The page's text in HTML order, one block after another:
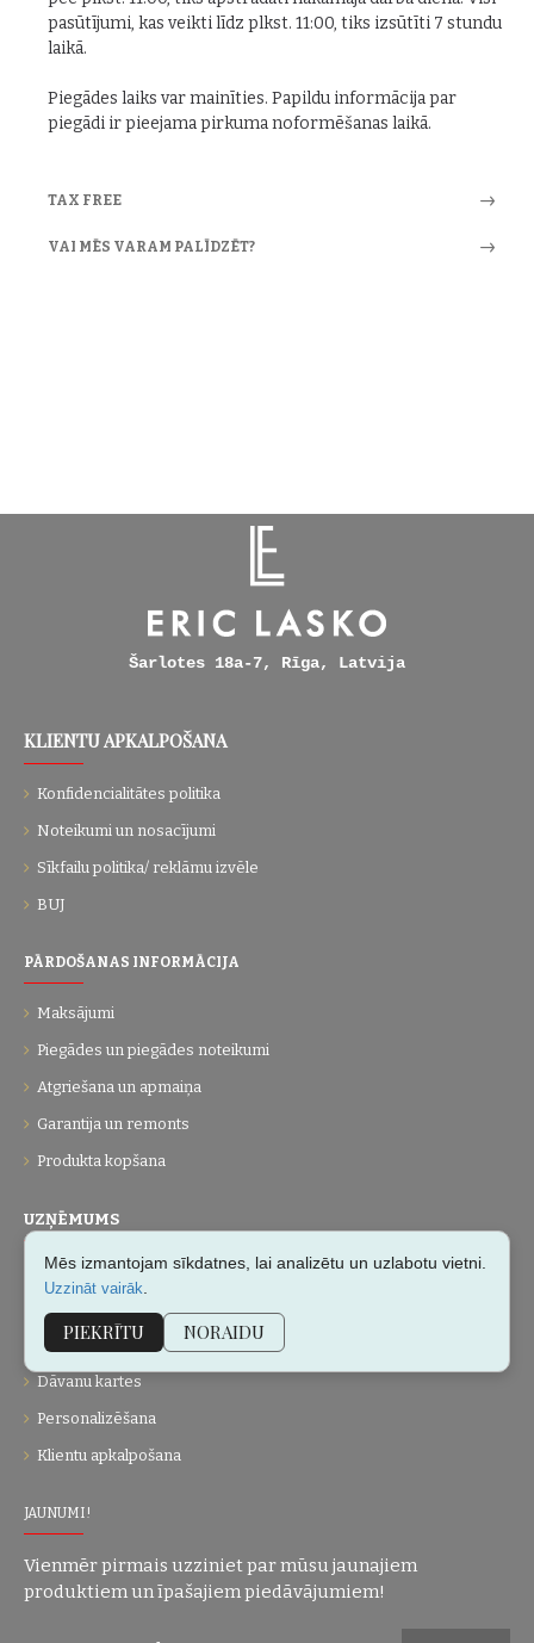
pasūtījumi, kas veikti līdz plkst. 11:00, tiks izsūtīti 7 stundu
laikā.
Piegādes laiks var mainīties. Papildu informācija par
piegādi ir pieejama pirkuma noformēšanas laikā.
TAX FREE
VAI MĒS VARAM PALĪDZĒT?
Šarlotes 18a-7, Rīga, Latvija
KLIENTU APKALPOŠANA
Konfidencialitātes politika
Noteikumi un nosacījumi
Sīkfailu politika/ reklāmu izvēle
BUJ
PĀRDOŠANAS INFORMĀCIJA
Maksājumi
Piegādes un piegādes noteikumi
Atgriešana un apmaiņa
Garantija un remonts
Produkta kopšana
UZŅĒMUMS
Par mums
Vietnes karte
Dāvanu kartes
Personalizēšana
Klientu apkalpošana
JAUNUMI!
Vienmēr pirmais uzziniet par mūsu jaunajiem
produktiem un īpašajiem piedāvājumiem!
Mēs izmantojam sīkdatnes, lai analizētu un uzlabotu vietni.
Uzzināt vairāk
PIEKRĪTU NORAIDU